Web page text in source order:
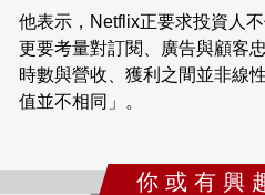
他表示，Netflix正要求投資人
更要考量對訂閱、廣告與顧客
時數與營收、獲利之間並非線
值並不相同」。
你 或 有 興